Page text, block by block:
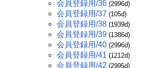
会員登録用/36 (2996d)
会員登録用/37 (105d)
会員登録用/38 (1939d)
会員登録用/39 (1386d)
会員登録用/40 (2996d)
会員登録用/41 (1212d)
会員登録用/42 (2995d)